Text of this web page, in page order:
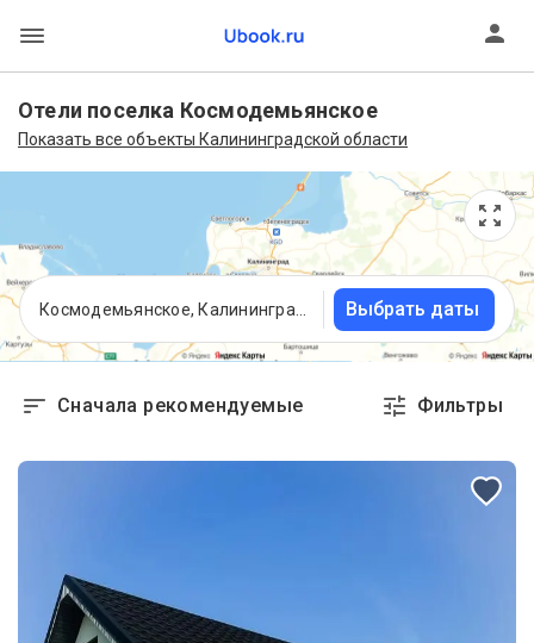
Отели поселка Космодемьянское
Показать все объекты Калининградской области
Выбрать даты
Сначала рекомендуемые Фильтры